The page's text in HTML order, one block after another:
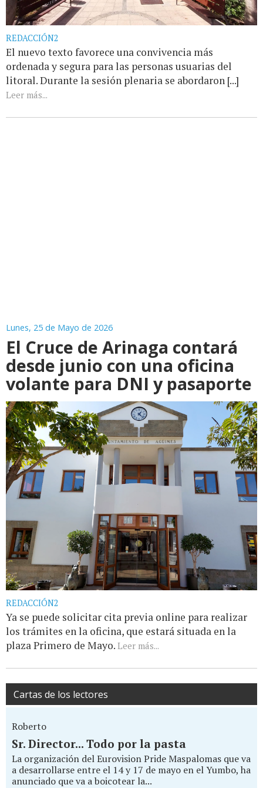
REDACCIÓN2
El nuevo texto favorece una convivencia más
ordenada y segura para las personas usuarias del
litoral. Durante la sesión plenaria se abordaron [...]
Leer más...
Lunes, 25 de Mayo de 2026
El Cruce de Arinaga contará
desde junio con una oficina
volante para DNI y pasaporte
REDACCIÓN2
Ya se puede solicitar cita previa online para realizar
los trámites en la oficina, que estará situada en la
plaza Primero de Mayo. Leer más...
Cartas de los lectores
Roberto
Sr. Director... Todo por la pasta
La organización del Eurovision Pride Maspalomas que va
a desarrollarse entre el 14 y 17 de mayo en el Yumbo, ha
anunciado que va a boicotear la...